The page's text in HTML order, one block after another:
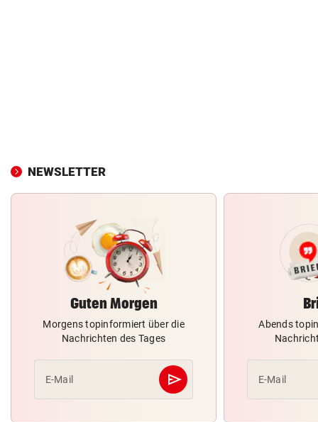
NEWSLETTER
Guten Morgen
Morgens topinformiert über die
Nachrichten des Tages
E-Mail send
Abschicken
Abends
E-Mail